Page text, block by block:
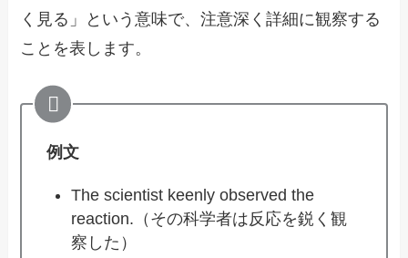
く見る」という意味で、注意深く詳細に観察する
ことを表します。
例文
The scientist keenly observed the
reaction.（その科学者は反応を鋭く観
察した）